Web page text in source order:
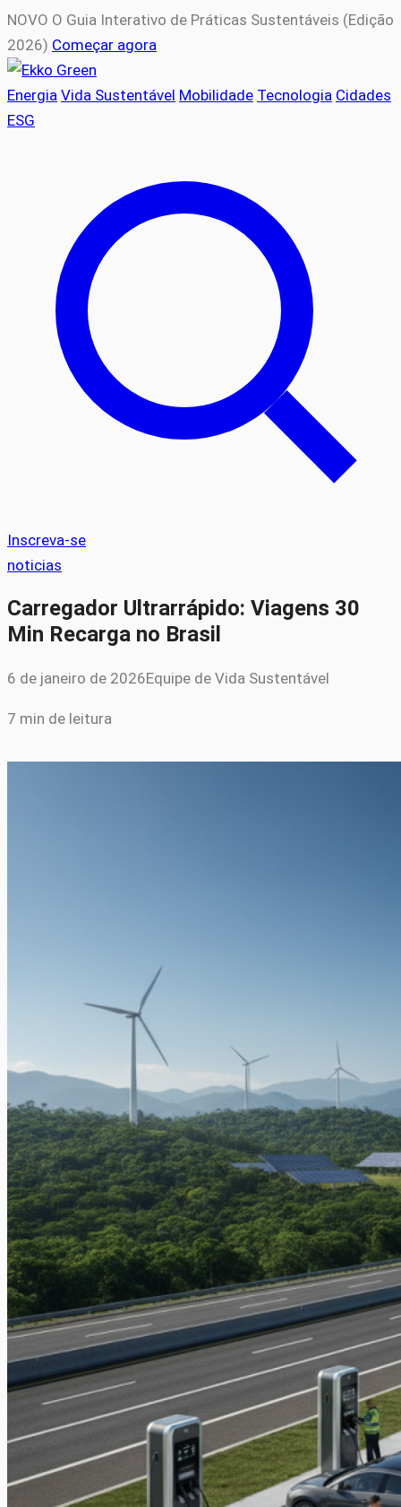
NOVO O Guia Interativo de Práticas Sustentáveis (Edição
2026) Começar agora
Energia Vida Sustentável Mobilidade Tecnologia Cidades
ESG
Inscreva-se
noticias
Carregador Ultrarrápido: Viagens 30
Min Recarga no Brasil
6 de janeiro de 2026Equipe de Vida Sustentável
7 min de leitura